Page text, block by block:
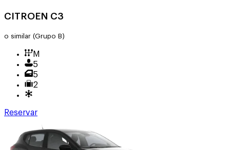
CITROEN C3
o similar (Grupo B)
M
5
5
2
Reservar